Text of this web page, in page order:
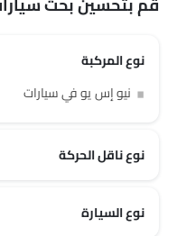
نوع المركبة
نيو إس يو في سيارات
نوع ناقل الحركة
نوع السيارة